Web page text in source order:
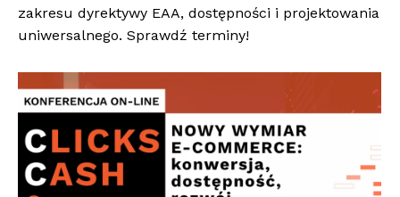
zakresu dyrektywy EAA, dostępności i projektowania
uniwersalnego. Sprawdź terminy!